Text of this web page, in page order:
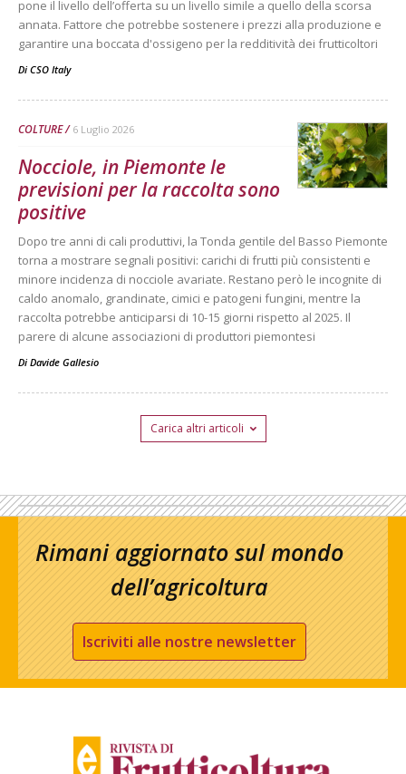
pone il livello dell’offerta su un livello simile a quello della scorsa
annata. Fattore che potrebbe sostenere i prezzi alla produzione e
garantire una boccata d'ossigeno per la redditività dei frutticoltori
Di CSO Italy
COLTURE 6 Luglio 2026
Nocciole, in Piemonte le
previsioni per la raccolta sono
positive
Dopo tre anni di cali produttivi, la Tonda gentile del Basso Piemonte
torna a mostrare segnali positivi: carichi di frutti più consistenti e
minore incidenza di nocciole avariate. Restano però le incognite di
caldo anomalo, grandinate, cimici e patogeni fungini, mentre la
raccolta potrebbe anticiparsi di 10-15 giorni rispetto al 2025. Il
parere di alcune associazioni di produttori piemontesi
Di Davide Gallesio
Carica altri articoli
Rimani aggiornato sul mondo
dell’agricoltura
Iscriviti alle nostre newsletter